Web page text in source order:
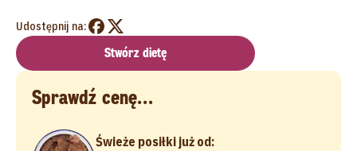
Udostępnij na:
Stwórz dietę
Sprawdź cenę...
Świeże posiłki już od: